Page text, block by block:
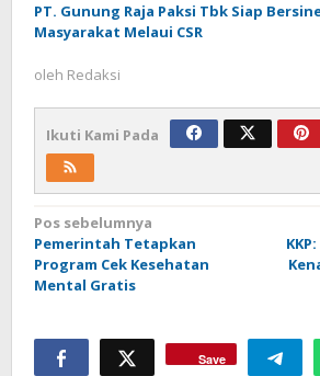
PT. Gunung Raja Paksi Tbk Siap
Masyarakat Melaui CSR
oleh Redaksi
Ikuti Kami Pada
Navigasi
pos
Pos sebelumnya
Pemerintah Tetapkan
Program Cek Kesehatan
Mental Gratis
Save